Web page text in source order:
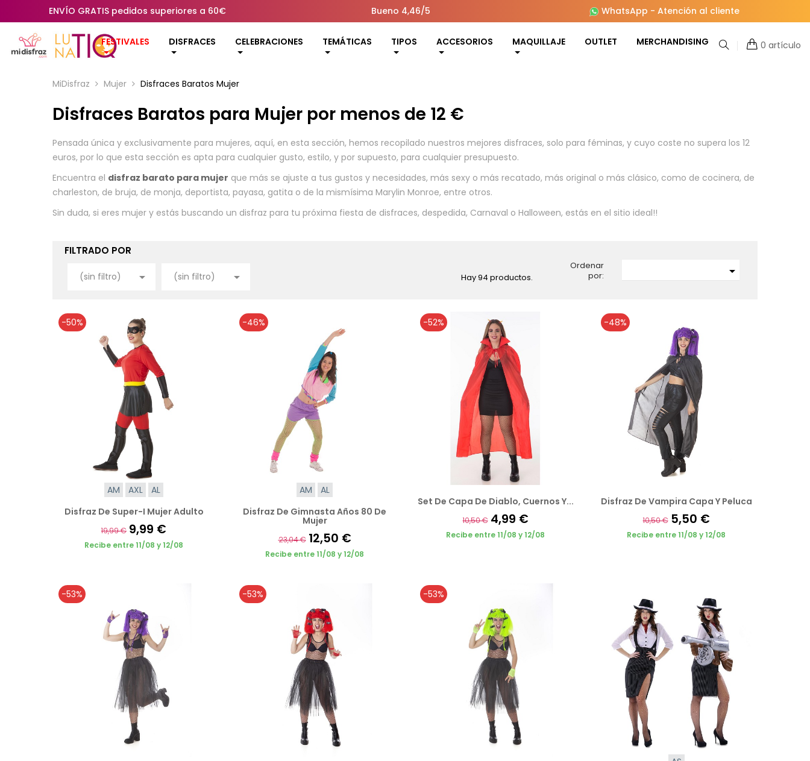
ENVÍO GRATIS pedidos superiores a 60€ Bueno 4,46/5 WhatsApp - Atención al cliente
FESTIVALES DISFRACES CELEBRACIONES TEMÁTICAS TIPOS ACCESORIOS MAQUILLAJE OUTLET MERCHANDISING 0 artículo
MiDisfraz Mujer Disfraces Baratos Mujer
Disfraces Baratos para Mujer por menos de 12 €
Pensada única y exclusivamente para mujeres, aquí, en esta sección, hemos recopilado nuestros mejores disfraces, solo para féminas, y cuyo coste no supera los 12
euros, por lo que esta sección es apta para cualquier gusto, estilo, y por supuesto, para cualquier presupuesto.
Encuentra el disfraz barato para mujer que más se ajuste a tus gustos y necesidades, más sexy o más recatado, más original o más clásico, como de cocinera, de
charleston, de bruja, de monja, deportista, payasa, gatita o de la mismísima Marylin Monroe, entre otros.
Sin duda, si eres mujer y estás buscando un disfraz para tu próxima fiesta de disfraces, despedida, Carnaval o Halloween, estás en el sitio ideal!!
FILTRADO POR
(sin filtro)  (sin filtro)  Hay 94 productos.
Ordenar
por:

-50%
AM AXL
AL
Disfraz De Super-I Mujer Adulto
19,99 € 9,99 €
Recibe entre 11/08 y 12/08
-46%
AM
AL
Disfraz De Gimnasta Años 80 De
Mujer
23,04 € 12,50 €
Recibe entre 11/08 y 12/08
-52%
Set De Capa De Diablo, Cuernos Y...
10,50 € 4,99 €
Recibe entre 11/08 y 12/08
-48%
Disfraz De Vampira Capa Y Peluca
10,50 € 5,50 €
Recibe entre 11/08 y 12/08
-53% -53% -53%